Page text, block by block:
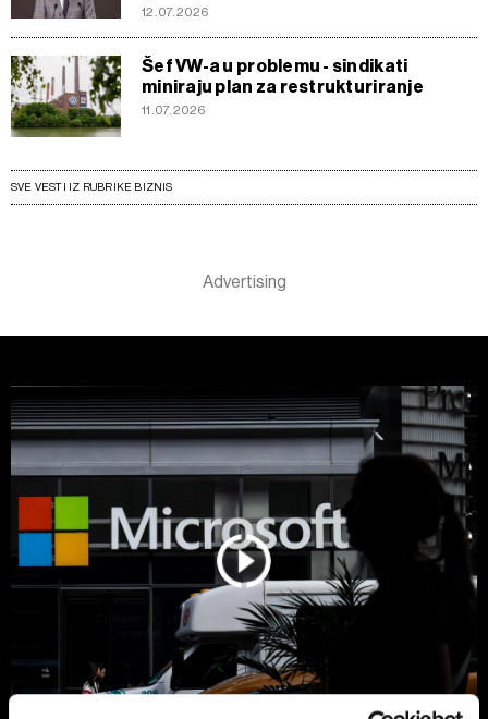
12.07.2026
Šef VW-a u problemu - sindikati
miniraju plan za restrukturiranje
11.07.2026
SVE VESTI IZ RUBRIKE BIZNIS